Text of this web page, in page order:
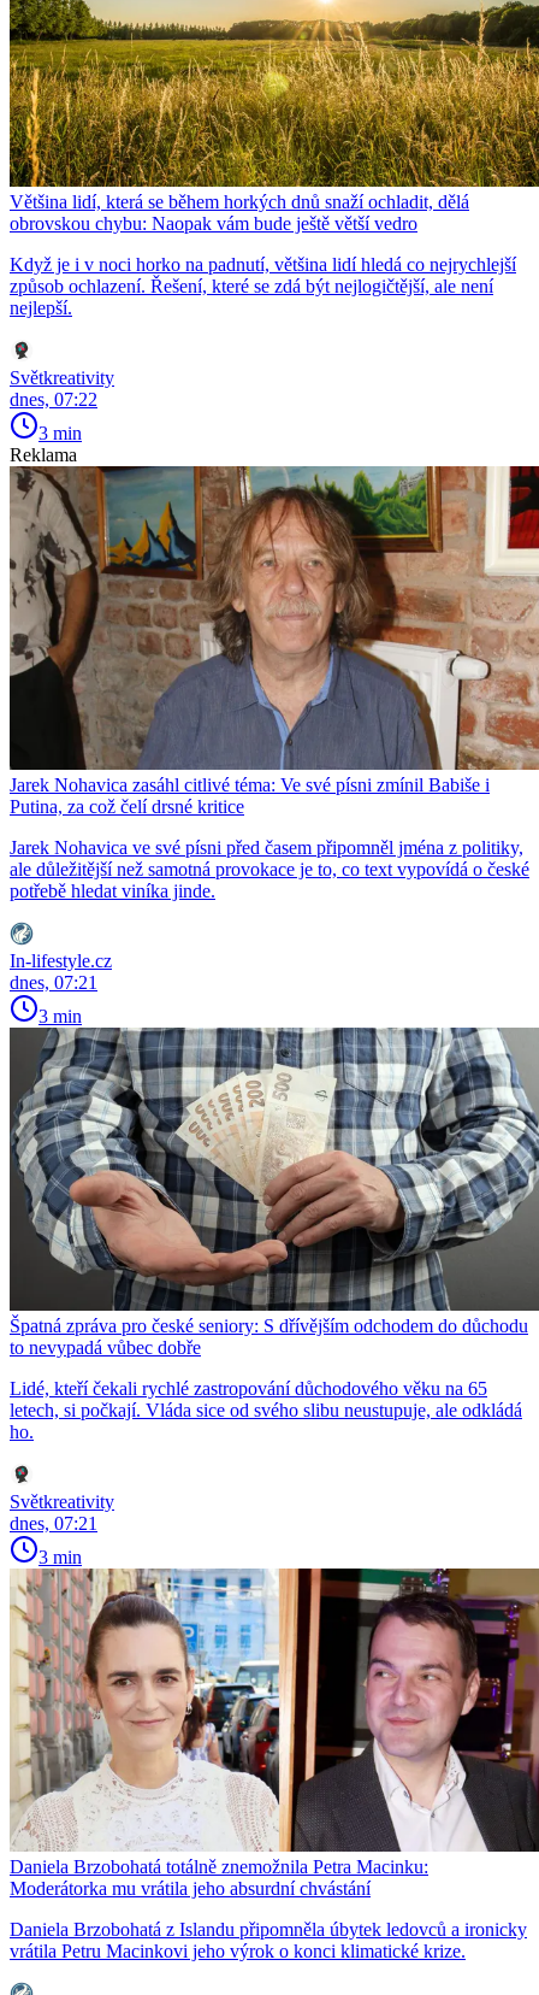
Většina lidí, která se během horkých dnů snaží ochladit, dělá
obrovskou chybu: Naopak vám bude ještě větší vedro
Když je i v noci horko na padnutí, většina lidí hledá co nejrychlejší
způsob ochlazení. Řešení, které se zdá být nejlogičtější, ale není
nejlepší.
Světkreativity
dnes, 07:22
3 min
Reklama
Jarek Nohavica zasáhl citlivé téma: Ve své písni zmínil Babiše i
Putina, za což čelí drsné kritice
Jarek Nohavica ve své písni před časem připomněl jména z politiky,
ale důležitější než samotná provokace je to, co text vypovídá o české
potřebě hledat viníka jinde.
In-lifestyle.cz
dnes, 07:21
3 min
Špatná zpráva pro české seniory: S dřívějším odchodem do důchodu
to nevypadá vůbec dobře
Lidé, kteří čekali rychlé zastropování důchodového věku na 65
letech, si počkají. Vláda sice od svého slibu neustupuje, ale odkládá
ho.
Světkreativity
dnes, 07:21
3 min
Daniela Brzobohatá totálně znemožnila Petra Macinku:
Moderátorka mu vrátila jeho absurdní chvástání
Daniela Brzobohatá z Islandu připomněla úbytek ledovců a ironicky
vrátila Petru Macinkovi jeho výrok o konci klimatické krize.